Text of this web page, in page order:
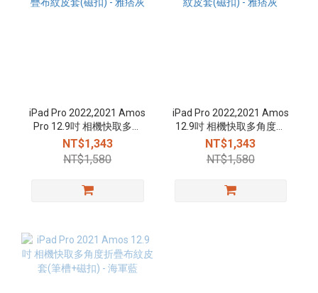
iPad Pro 2022,2021 Amos
Pro 12.9吋 相機快取多角
度折疊布紋皮套(磁扣) - 雅
痞灰
NT$1,343
NT$1,580
iPad Pro 2022,2021 Amos
12.9吋 相機快取多角度折
疊布紋皮套(磁扣) - 雅痞灰
NT$1,343
NT$1,580